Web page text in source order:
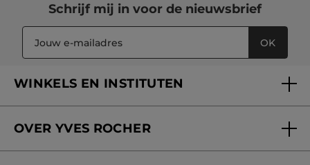
Schrijf mij in voor de nieuwsbrief
OK
WINKELS EN INSTITUTEN
Verzorging in onze Schoonheidsinstituten
OVER YVES ROCHER